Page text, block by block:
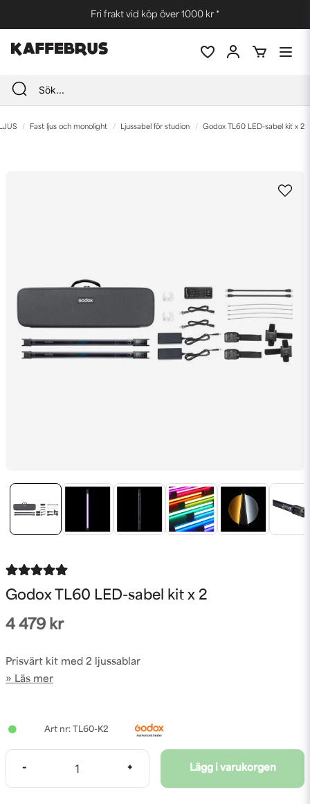
Fri frakt vid köp över 1000 kr *
Fast ljus och monolight Ljussabel för studion Godox TL60 LED-sabel kit x 2
Godox TL60 LED-sabel kit x 2
4 479 kr
Prisvärt kit med 2 ljussablar
Läs mer
TL60-K2
- + Lägg i varukorgen